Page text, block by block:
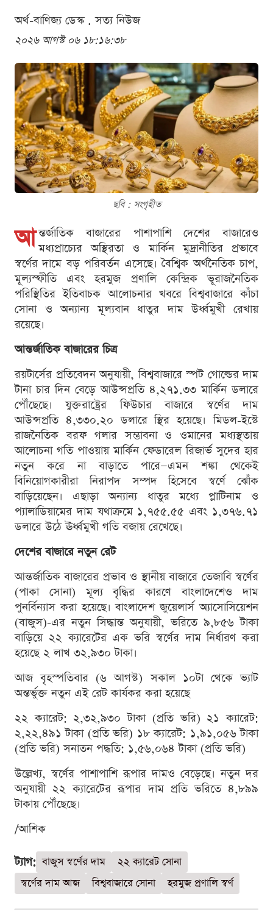
অর্থ-বাণিজ্য ডেস্ক . সত্য নিউজ
২০২৬ আগস্ট ০৬ ১৮:১৬:৩৮
ছবি : সংগৃহীত
আ ন্তর্জাতিক বাজারের পাশাপাশি দেশের বাজারেও
মধ্যপ্রাচ্যের অস্থিরতা ও মার্কিন মুদ্রানীতির প্রভাবে
স্বর্ণের দামে বড় পরিবর্তন এসেছে। বৈশ্বিক অর্থনৈতিক চাপ,
মূল্যস্ফীতি এবং হরমুজ প্রণালি কেন্দ্রিক ভূরাজনৈতিক
পরিস্থিতির ইতিবাচক আলোচনার খবরে বিশ্ববাজারে কাঁচা
সোনা ও অন্যান্য মূল্যবান ধাতুর দাম উর্ধ্বমুখী রেখায়
রয়েছে।
আন্তর্জাতিক বাজারের চিত্র
রয়টার্সের প্রতিবেদন অনুযায়ী, বিশ্ববাজারে স্পট গোল্ডের দাম
টানা চার দিন বেড়ে আউন্সপ্রতি ৪,২৭১.৩৩ মার্কিন ডলারে
পৌঁছেছে। যুক্তরাষ্ট্রের ফিউচার বাজারে স্বর্ণের দাম
আউন্সপ্রতি ৪,৩৩০.২০ ডলারে স্থির হয়েছে। মিডল-ইস্টে
রাজনৈতিক বরফ গলার সম্ভাবনা ও ওমানের মধ্যস্থতায়
আলোচনা গতি পাওয়ায় মার্কিন ফেডারেল রিজার্ভ সুদের হার
নতুন করে না বাড়াতে পারে—এমন শঙ্কা থেকেই
বিনিয়োগকারীরা নিরাপদ সম্পদ হিসেবে স্বর্ণে ঝোঁক
বাড়িয়েছেন। এছাড়া অন্যান্য ধাতুর মধ্যে প্লাটিনাম ও
প্যালাডিয়ামের দাম যথাক্রমে ১,৭৫৫.৫৫ এবং ১,৩৭৬.৭১
ডলারে উঠে ঊর্ধ্বমুখী গতি বজায় রেখেছে।
দেশের বাজারে নতুন রেট
আন্তর্জাতিক বাজারের প্রভাব ও স্থানীয় বাজারে তেজাবি স্বর্ণের
(পাকা সোনা) মূল্য বৃদ্ধির কারণে বাংলাদেশেও দাম
পুনর্বিন্যাস করা হয়েছে। বাংলাদেশ জুয়েলার্স অ্যাসোসিয়েশন
(বাজুস)-এর নতুন সিদ্ধান্ত অনুযায়ী, ভরিতে ৯,৮৫৬ টাকা
বাড়িয়ে ২২ ক্যারেটের এক ভরি স্বর্ণের দাম নির্ধারণ করা
হয়েছে ২ লাখ ৩২,৯৩০ টাকা।
আজ বৃহস্পতিবার (৬ আগস্ট) সকাল ১০টা থেকে ভ্যাট
অন্তর্ভুক্ত নতুন এই রেট কার্যকর করা হয়েছে
২২ ক্যারেট: ২,৩২,৯৩০ টাকা (প্রতি ভরি) ২১ ক্যারেট:
২,২২,৪৯১ টাকা (প্রতি ভরি) ১৮ ক্যারেট: ১,৯১,০৫৬ টাকা
(প্রতি ভরি) সনাতন পদ্ধতি: ১,৫৬,০৬৪ টাকা (প্রতি ভরি)
উল্লেখ্য, স্বর্ণের পাশাপাশি রূপার দামও বেড়েছে। নতুন দর
অনুযায়ী ২২ ক্যারেটের রূপার দাম প্রতি ভরিতে ৪,৮৯৯
টাকায় পৌঁছেছে।
/আশিক
ট্যাগ: বাজুস স্বর্ণের দাম
২২ ক্যারেট সোনা
স্বর্ণের দাম আজ
বিশ্ববাজারে সোনা হরমুজ প্রণালি স্বর্ণ